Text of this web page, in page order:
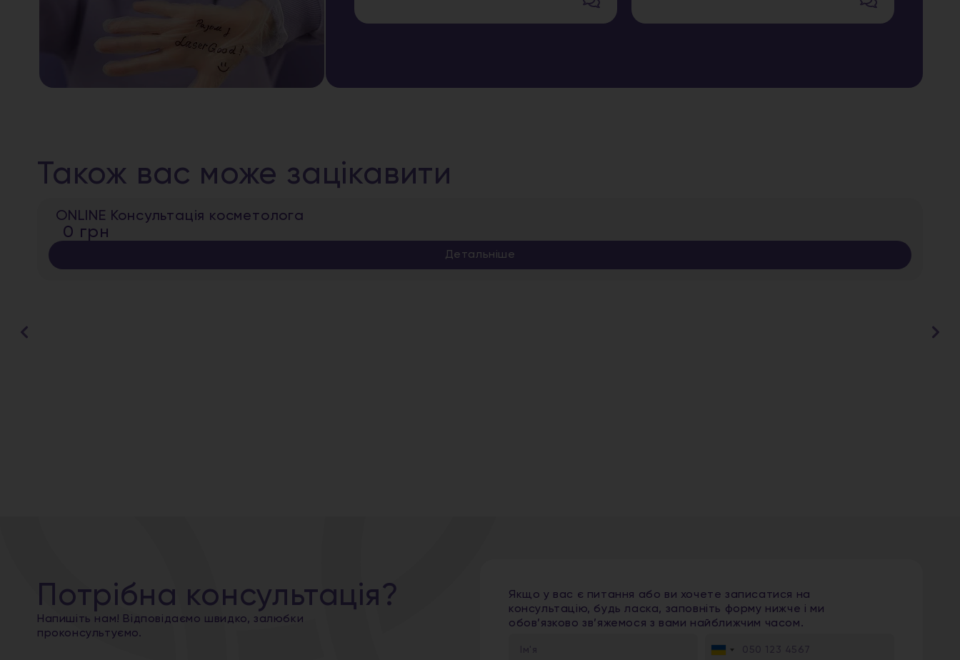
Також вас може зацікавити
ONLINE Консультація косметолога
0 грн
Детальніше
Потрібна консультація?
Напишіть нам! Відповідаємо швидко, залюбки
проконсультуємо.
Якщо у вас є питання або ви хочете записатися на
консультацію, будь ласка, заповніть форму нижче і ми
обов’язково зв’яжемося з вами найближчим часом.
Ukraine